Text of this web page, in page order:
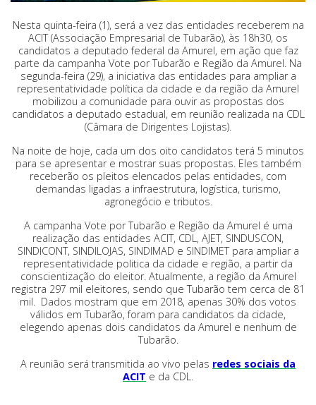
Nesta quinta-feira (1), será a vez das entidades receberem na
ACIT (Associação Empresarial de Tubarão), às 18h30, os
candidatos a deputado federal da Amurel, em ação que faz
parte da campanha Vote por Tubarão e Região da Amurel. Na
segunda-feira (29), a iniciativa das entidades para ampliar a
representatividade política da cidade e da região da Amurel
mobilizou a comunidade para ouvir as propostas dos
candidatos a deputado estadual, em reunião realizada na CDL
(Câmara de Dirigentes Lojistas).
Na noite de hoje, cada um dos oito candidatos terá 5 minutos
para se apresentar e mostrar suas propostas. Eles também
receberão os pleitos elencados pelas entidades, com
demandas ligadas a infraestrutura, logística, turismo,
agronegócio e tributos.
A campanha Vote por Tubarão e Região da Amurel é uma
realização das entidades ACIT, CDL, AJET, SINDUSCON,
SINDICONT, SINDILOJAS, SINDIMAD e SINDIMET para ampliar a
representatividade politica da cidade e região, a partir da
conscientização do eleitor. Atualmente, a região da Amurel
registra 297 mil eleitores, sendo que Tubarão tem cerca de 81
mil. Dados mostram que em 2018, apenas 30% dos votos
válidos em Tubarão, foram para candidatos da cidade,
elegendo apenas dois candidatos da Amurel e nenhum de
Tubarão.
A reunião será transmitida ao vivo pelas redes sociais da
ACIT e da CDL.